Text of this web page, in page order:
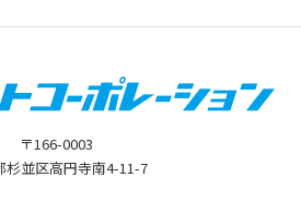
〒166-0003
杉並区高円寺南4-11-7